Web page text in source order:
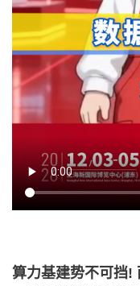
算力基建势不可挡!